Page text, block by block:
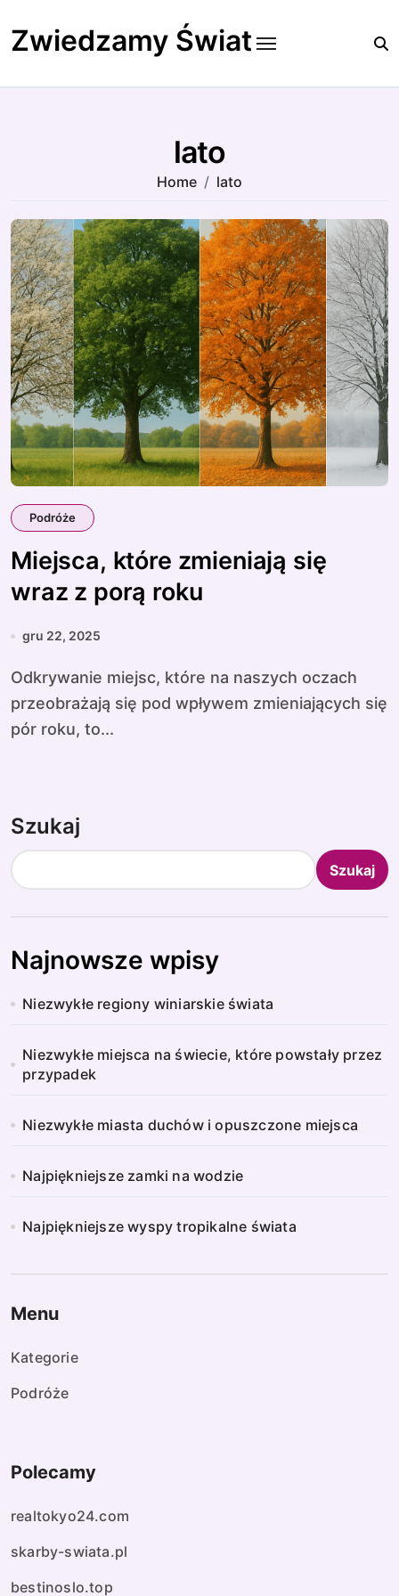
to
content
Zwiedzamy Świat
lato
Home lato
Podróże
Miejsca, które zmieniają się
wraz z porą roku
gru 22, 2025
Odkrywanie miejsc, które na naszych oczach
przeobrażają się pod wpływem zmieniających się
pór roku, to...
Szukaj
Szukaj
Najnowsze wpisy
Niezwykłe regiony winiarskie świata
Niezwykłe miejsca na świecie, które powstały przez
przypadek
Niezwykłe miasta duchów i opuszczone miejsca
Najpiękniejsze zamki na wodzie
Najpiękniejsze wyspy tropikalne świata
Menu
Kategorie
Podróże
Polecamy
realtokyo24.com
skarby-swiata.pl
bestinoslo.top